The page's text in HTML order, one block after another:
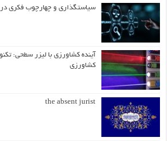
سیاستگذاری و چهارچوب فکری در
آینده کشاورزی با لیزر سطحی:
کشاورزی
the absent jurist